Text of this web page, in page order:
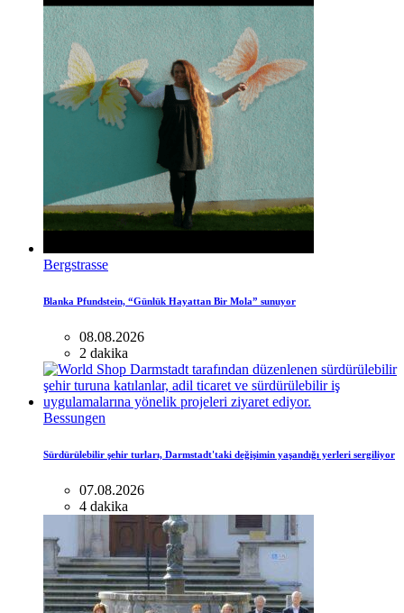
Bergstrasse
Blanka Pfundstein, “Günlük Hayattan Bir Mola” sunuyor
08.08.2026
2 dakika
Bessungen
Sürdürülebilir şehir turları, Darmstadt'taki değişimin yaşandığı yerleri sergiliyor
07.08.2026
4 dakika